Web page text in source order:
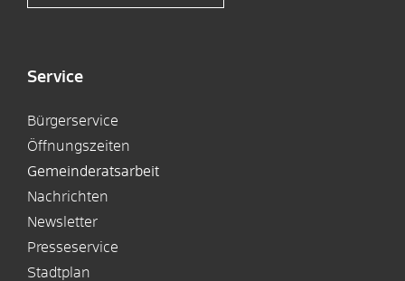
Service
Bürgerservice
Öffnungszeiten
Gemeinderatsarbeit
Nachrichten
Newsletter
Presseservice
Stadtplan